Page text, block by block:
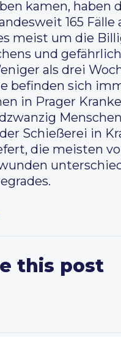
kamen, haben
165 Fälle
meist um die
und
als drei
befinden sich
in Prager
Schießerei in
die meisten
this post